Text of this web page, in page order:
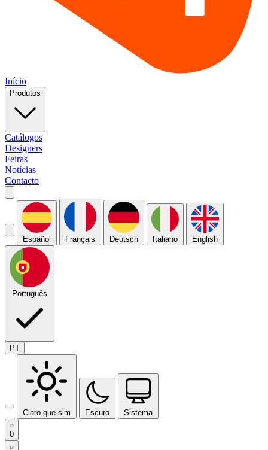
Início
Produtos
Catálogos
Designers
Feiras
Notícias
Contacto
Español Français Deutsch Italiano English
Português
PT
Claro que sim Escuro Sistema
0